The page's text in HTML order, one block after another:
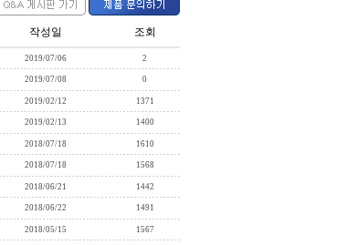
작성일 조회
2019/07/06 2
2019/07/08 0
2019/02/12 1371
2019/02/13 1400
2018/07/18 1610
2018/07/18 1568
2018/06/21 1442
2018/06/22 1491
2018/05/15 1567